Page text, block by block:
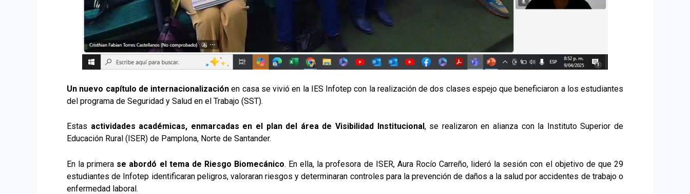
Un nuevo capítulo de internacionalización en casa se vivió en la IES Infotep con la realización de dos clases espejo que beneficiaron a los estudiantes
del programa de Seguridad y Salud en el Trabajo (SST).
Estas actividades académicas, enmarcadas en el plan del área de Visibilidad Institucional , se realizaron en alianza con la Instituto Superior de
Educación Rural (ISER) de Pamplona, Norte de Santander.
En la primera se abordó el tema de Riesgo Biomecánico. En ella, la profesora de ISER, Aura Rocío Carreño, lideró la sesión con el objetivo de que 29
estudiantes de Infotep identificaran peligros, valoraran riesgos y determinaran controles para la prevención de daños a la salud por accidentes de trabajo o
enfermedad laboral.